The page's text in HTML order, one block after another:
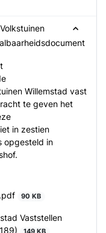
Willemstad vast
te geven het
in zestien
opgesteld in
90 KB
Vaststellen